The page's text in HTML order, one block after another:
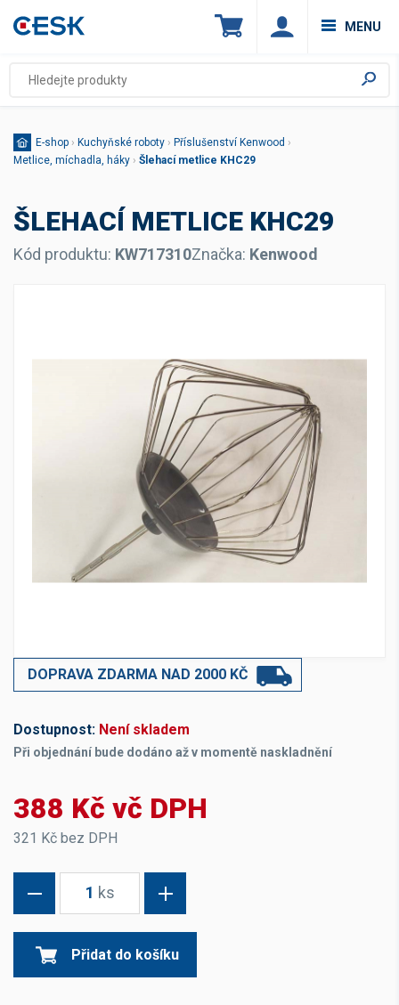
MENU
E-shop › Kuchyňské roboty › Příslušenství Kenwood ›
Metlice, míchadla, háky › Šlehací metlice KHC29
ŠLEHACÍ METLICE KHC29
Kód produktu: KW717310Značka: Kenwood
DOPRAVA ZDARMA NAD 2000 KČ
Dostupnost: Není skladem
Při objednání bude dodáno až v momentě naskladnění
388 Kč vč DPH
321 Kč bez DPH
1 ks
Přidat do košíku